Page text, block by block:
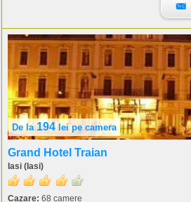
De la194 lei pe camera
Grand Hotel Traian
Iasi (Iasi)
Cazare: 68 camere